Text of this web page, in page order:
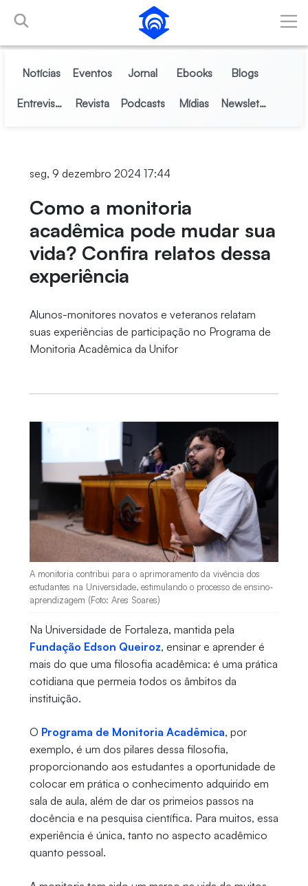
Pular para o Conteúdo principal
Notícias Eventos Jornal Ebooks Blogs
Entrevistas Revista Podcasts Mídias Newsletter
seg, 9 dezembro 2024 17:44
Como a monitoria
acadêmica pode mudar sua
vida? Confira relatos dessa
experiência
Alunos-monitores novatos e veteranos relatam
suas experiências de participação no Programa de
Monitoria Acadêmica da Unifor
A monitoria contribui para o aprimoramento da vivência dos
estudantes na Universidade, estimulando o processo de ensino-
aprendizagem (Foto: Ares Soares)
Na Universidade de Fortaleza, mantida pela
Fundação Edson Queiroz, ensinar e aprender é
mais do que uma filosofia acadêmica: é uma prática
cotidiana que permeia todos os âmbitos da
instituição.
O Programa de Monitoria Acadêmica, por
exemplo, é um dos pilares dessa filosofia,
proporcionando aos estudantes a oportunidade de
colocar em prática o conhecimento adquirido em
sala de aula, além de dar os primeios passos na
docência e na pesquisa científica. Para muitos, essa
experiência é única, tanto no aspecto acadêmico
quanto pessoal.